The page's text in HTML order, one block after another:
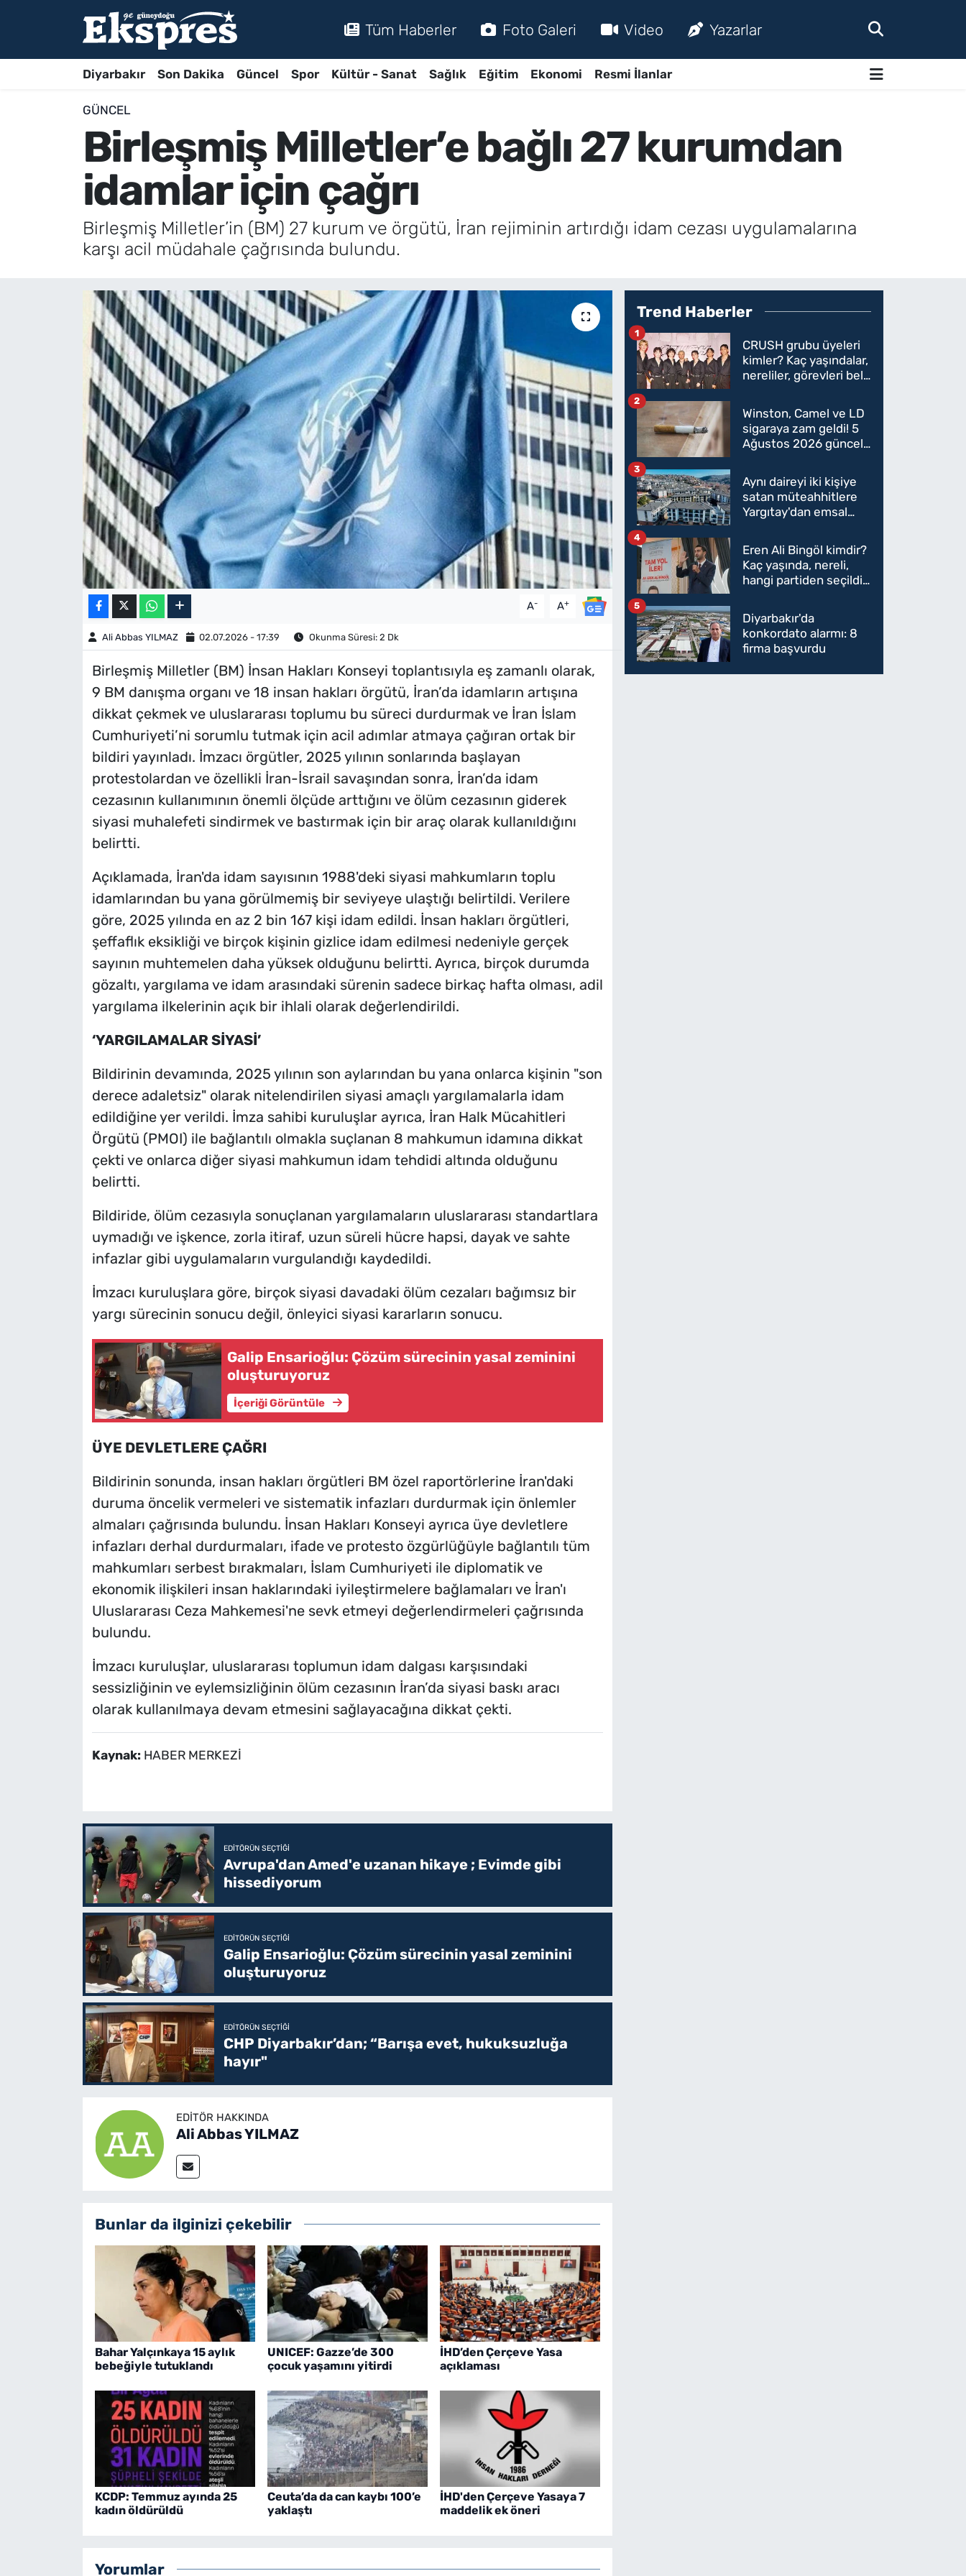
Tüm Haberler Foto Galeri Video Yazarlar
Diyarbakır Son Dakika Güncel Spor Kültür - Sanat Sağlık Eğitim Ekonomi Resmi İlanlar
GÜNCEL
Birleşmiş Milletler’e bağlı 27 kurumdan
idamlar için çağrı
Birleşmiş Milletler’in (BM) 27 kurum ve örgütü, İran rejiminin artırdığı idam cezası uygulamalarına
karşı acil müdahale çağrısında bulundu.
A- A+
Ali Abbas YILMAZ 02.07.2026 - 17:39 Okunma Süresi: 2 Dk
Birleşmiş Milletler (BM) İnsan Hakları Konseyi toplantısıyla eş zamanlı olarak,
9 BM danışma organı ve 18 insan hakları örgütü, İran’da idamların artışına
dikkat çekmek ve uluslararası toplumu bu süreci durdurmak ve İran İslam
Cumhuriyeti’ni sorumlu tutmak için acil adımlar atmaya çağıran ortak bir
bildiri yayınladı. İmzacı örgütler, 2025 yılının sonlarında başlayan
protestolardan ve özellikli İran-İsrail savaşından sonra, İran’da idam
cezasının kullanımının önemli ölçüde arttığını ve ölüm cezasının giderek
siyasi muhalefeti sindirmek ve bastırmak için bir araç olarak kullanıldığını
belirtti.
Açıklamada, İran'da idam sayısının 1988'deki siyasi mahkumların toplu
idamlarından bu yana görülmemiş bir seviyeye ulaştığı belirtildi. Verilere
göre, 2025 yılında en az 2 bin 167 kişi idam edildi. İnsan hakları örgütleri,
şeffaflık eksikliği ve birçok kişinin gizlice idam edilmesi nedeniyle gerçek
sayının muhtemelen daha yüksek olduğunu belirtti. Ayrıca, birçok durumda
gözaltı, yargılama ve idam arasındaki sürenin sadece birkaç hafta olması, adil
yargılama ilkelerinin açık bir ihlali olarak değerlendirildi.
‘YARGILAMALAR SİYASİ’
Bildirinin devamında, 2025 yılının son aylarından bu yana onlarca kişinin "son
derece adaletsiz" olarak nitelendirilen siyasi amaçlı yargılamalarla idam
edildiğine yer verildi. İmza sahibi kuruluşlar ayrıca, İran Halk Mücahitleri
Örgütü (PMOI) ile bağlantılı olmakla suçlanan 8 mahkumun idamına dikkat
çekti ve onlarca diğer siyasi mahkumun idam tehdidi altında olduğunu
belirtti.
Bildiride, ölüm cezasıyla sonuçlanan yargılamaların uluslararası standartlara
uymadığı ve işkence, zorla itiraf, uzun süreli hücre hapsi, dayak ve sahte
infazlar gibi uygulamaların vurgulandığı kaydedildi.
İmzacı kuruluşlara göre, birçok siyasi davadaki ölüm cezaları bağımsız bir
yargı sürecinin sonucu değil, önleyici siyasi kararların sonucu.
Galip Ensarioğlu: Çözüm sürecinin yasal zeminini
oluşturuyoruz
İçeriği Görüntüle
ÜYE DEVLETLERE ÇAĞRI
Bildirinin sonunda, insan hakları örgütleri BM özel raportörlerine İran'daki
duruma öncelik vermeleri ve sistematik infazları durdurmak için önlemler
almaları çağrısında bulundu. İnsan Hakları Konseyi ayrıca üye devletlere
infazları derhal durdurmaları, ifade ve protesto özgürlüğüyle bağlantılı tüm
mahkumları serbest bırakmaları, İslam Cumhuriyeti ile diplomatik ve
ekonomik ilişkileri insan haklarındaki iyileştirmelere bağlamaları ve İran'ı
Uluslararası Ceza Mahkemesi'ne sevk etmeyi değerlendirmeleri çağrısında
bulundu.
İmzacı kuruluşlar, uluslararası toplumun idam dalgası karşısındaki
sessizliğinin ve eylemsizliğinin ölüm cezasının İran’da siyasi baskı aracı
olarak kullanılmaya devam etmesini sağlayacağına dikkat çekti.
Kaynak: HABER MERKEZİ
EDITÖRÜN SEÇTIĞI
Avrupa'dan Amed'e uzanan hikaye ; Evimde gibi
hissediyorum
EDITÖRÜN SEÇTIĞI
Galip Ensarioğlu: Çözüm sürecinin yasal zeminini
oluşturuyoruz
EDITÖRÜN SEÇTIĞI
CHP Diyarbakır’dan; “Barışa evet, hukuksuzluğa
hayır"
EDITÖR HAKKINDA
Ali Abbas YILMAZ
Bunlar da ilginizi çekebilir
Bahar Yalçınkaya 15 aylık
bebeğiyle tutuklandı
UNICEF: Gazze’de 300
çocuk yaşamını yitirdi
İHD’den Çerçeve Yasa
açıklaması
KCDP: Temmuz ayında 25
kadın öldürüldü
Ceuta’da da can kaybı 100’e
yaklaştı
İHD'den Çerçeve Yasaya 7
maddelik ek öneri
Yorumlar
Trend Haberler
CRUSH grubu üyeleri
kimler? Kaç yaşındalar,
nereliler, görevleri belli
1
Winston, Camel ve LD
sigaraya zam geldi! 5
Ağustos 2026 güncel
oldu
2
Aynı daireyi iki kişiye
satan müteahhitlere
Yargıtay'dan emsal
3
Eren Ali Bingöl kimdir?
Kaç yaşında, nereli,
hangi partiden seçildi?
Parti'ye mi geçecek?
4
Diyarbakır'da
konkordato alarmı: 8
firma başvurdu
5